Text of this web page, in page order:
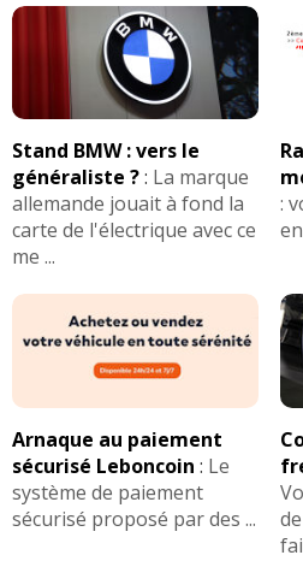
Stand BMW : vers le
généraliste ?: La marque
allemande jouait à fond la
carte de l'électrique avec ce
me ...
:
Arnaque au paiement
sécurisé Leboncoin : Le
système de paiement
sécurisé proposé par des ...